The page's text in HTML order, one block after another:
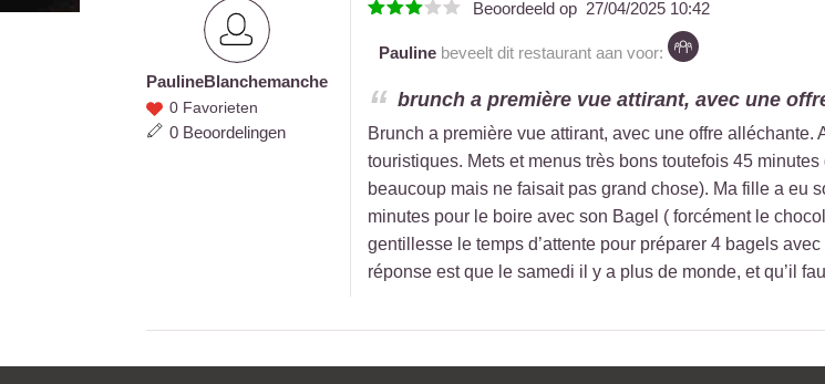
Pauline
Blanchemanche
PaulineBlanchemanche
0 Favorieten
0 Beoordelingen
Beoordeeld op 27/04/2025 10:42
Pauline beveelt dit restaurant aan voor:
brunch a première vue attirant, avec une
Brunch a première vue attirant, avec une offre
touristiques. Mets et menus très bons toutefois 45
beaucoup mais ne faisait pas grand chose). Ma fille a eu
minutes pour le boire avec son Bagel ( forcément le
gentillesse le temps d’attente pour préparer 4 bagels
réponse est que le samedi il y a plus de monde, et qu’il